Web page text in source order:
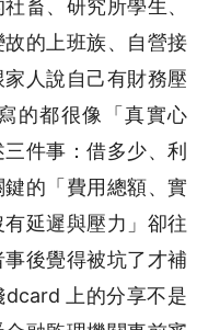
畜、研究所學生、
的上班族、自營接
人說自己有財務壓
的都很像「真實心
件事：借多少、利
的「費用總額、實
延遲與壓力」卻往
後覺得被坑了才補
上的分享不是